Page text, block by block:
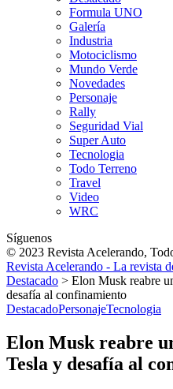
Formula UNO
Galería
Industria
Motociclismo
Mundo Verde
Novedades
Personaje
Rally
Seguridad Vial
Super Auto
Tecnologia
Todo Terreno
Travel
Video
WRC
Síguenos
© 2023 Revista Acelerando,
Revista Acelerando - La revista
Destacado > Elon Musk reabre
desafía al confinamiento
DestacadoPersonajeTecnologia
Elon Musk reabre
Tesla y desafía al